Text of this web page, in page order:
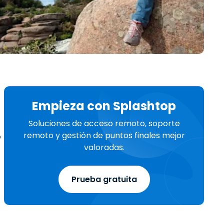
Shield (Antiestafa)
Todos los
productos
los
los sectores简体中文
繁體中文
日本語
Empieza con Splashtop
Soluciones de acceso remoto, soporte
remoto y gestión de puntos finales mejor
valoradas.
Prueba gratuita